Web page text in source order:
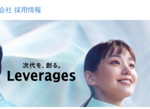
社 採用情報